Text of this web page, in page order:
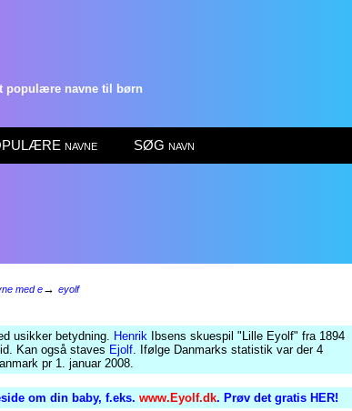
populære navne til børn
navne SØG navn
med e→ eyolf
usikker betydning. Henrik Ibsens skuespil "Lille Eyolf" fra 1894
Kan også staves Ejolf. Ifølge Danmarks statistik var der 4
pr 1. januar 2008.
om din baby, f.eks. www.Eyolf.dk. Prøv det gratis HER!